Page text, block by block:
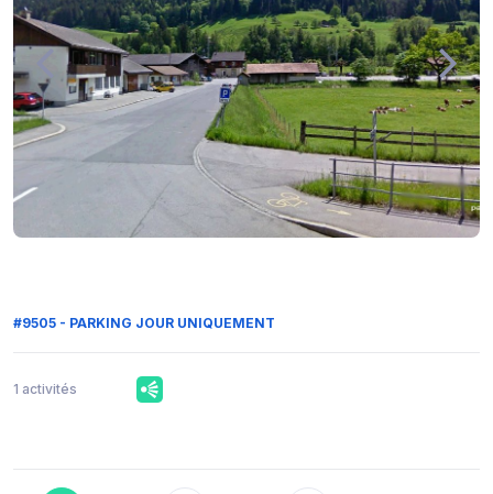
#9505 - PARKING JOUR UNIQUEMENT
1 activités